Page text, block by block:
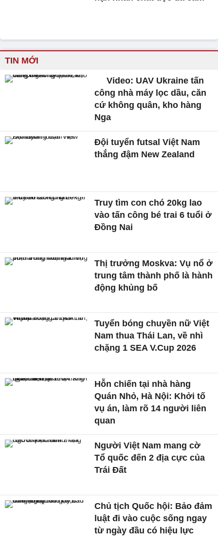
TIN MỚI
Video: UAV Ukraine tấn
công nhà máy lọc dầu, căn
cứ không quân, kho hàng
Nga
Đội tuyển futsal Việt Nam
thắng đậm New Zealand
Truy tìm con chó 20kg lao
vào tấn công bé trai 6 tuổi ở
Đồng Nai
Thị trưởng Moskva: Vụ nổ ở
trung tâm thành phố là hành
động khủng bố
Tuyển bóng chuyền nữ Việt
Nam thua Thái Lan, về nhì
chặng 1 SEA V.Cup 2026
Hỗn chiến tại nhà hàng
Quán Nhỏ, Hà Nội: Khởi tố
vụ án, làm rõ 14 người liên
quan
Người Việt Nam mang cờ
Tổ quốc đến 2 địa cực của
Trái Đất
Chủ tịch Quốc hội: Bảo đảm
luật đi vào cuộc sống ngay
từ ngày đầu có hiệu lực